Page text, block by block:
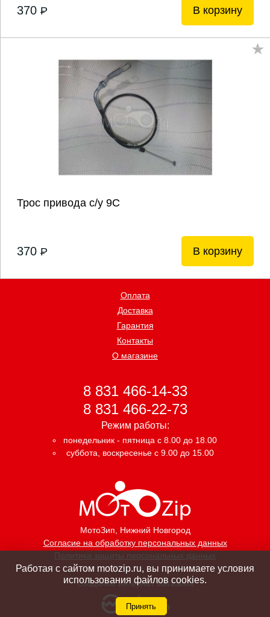
370 P В корзину
Трос привода с/у 9С
370 P В корзину
МотоЗип, Нижний Новгород
Согласие на обработку персональных данных
Политика защиты персональных данных
Оплата
Доставка
Гарантия
Контакты
О магазине
8 831 466-14-33
8 831 466-22-73
Режим работы:
понедельник - пятница с 8.00 до 18.00
суббота, воскресенье с 9.00 до 15.00
Создание интернет магазина
Работая с сайтом motozip.ru, вы принимаете условия
использования файлов cookies.
Принять